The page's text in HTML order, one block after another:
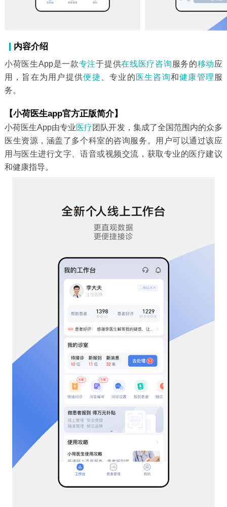
内容介绍
小荷医生App是一款专注于提供在线医疗咨询 服务的移动应
用，旨在为用户提供便捷 、专业的 医生咨询和健康管理 服
务。
【小荷医生app官方正版简介】
小荷医生App由专业医疗团队开发，集成了全国范围内的众多
医生资源，涵盖了多个科室的咨询服务。用户可以通过该应
用与医生进行文字、语音或视频交流，获取专业的医疗建议
和健康指导。